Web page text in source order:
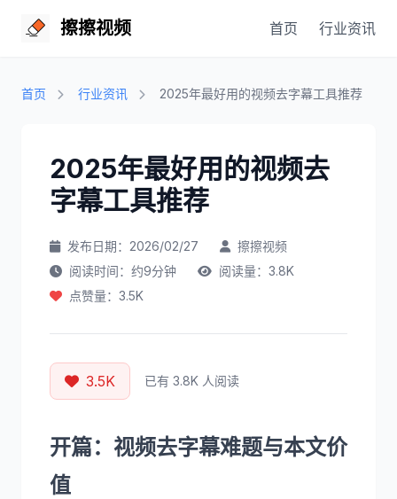
擦擦视频 首页 行业资讯
首页 行业资讯 2025年最好用的视频去字幕工具推荐
2025年最好用的视频去
字幕工具推荐
发布日期：2026/02/27
擦擦视频
阅读时间：约9分钟
阅读量：3.8K
点赞量：3.5K
3.5K 已有 3.8K 人阅读
开篇：视频去字幕难题与本文价
值